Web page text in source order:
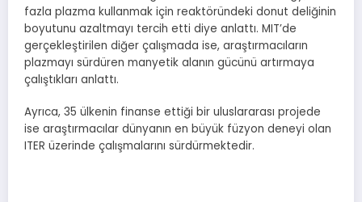
fazla plazma kullanmak için reaktöründeki donut deliğinin
boyutunu azaltmayı tercih etti diye anlattı. MIT’de
gerçekleştirilen diğer çalışmada ise, araştırmacıların
plazmayı sürdüren manyetik alanın gücünü artırmaya
çalıştıkları anlattı.
Ayrıca, 35 ülkenin finanse ettiği bir uluslararası projede
ise araştırmacılar dünyanın en büyük füzyon deneyi olan
ITER üzerinde çalışmalarını sürdürmektedir.